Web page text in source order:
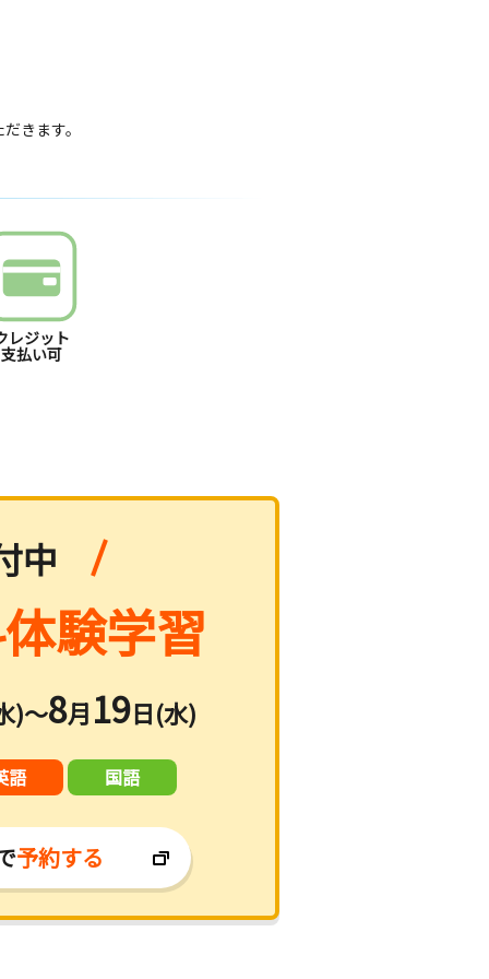
きます。
レジット
支払い可
中
験学習
)～8月19日(水)
語 国語
予約する